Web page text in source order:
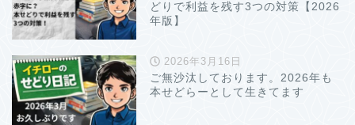
どりで利益を残す3つの対策【2026
年版】
2026年3月16日
ご無沙汰しております。2026年も
本せどらーとして生きてます